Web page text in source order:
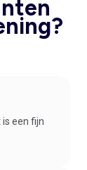
een fijn